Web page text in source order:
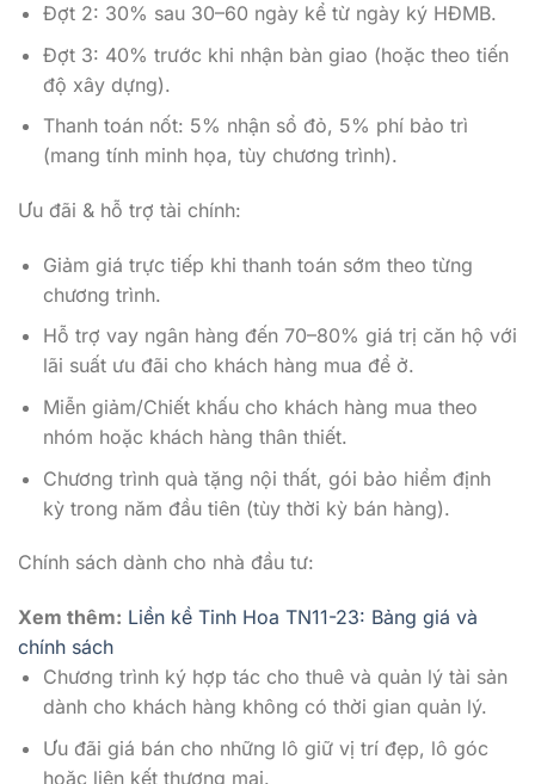
Đợt 2: 30% sau 30–60 ngày kể từ ngày ký HĐMB.
Đợt 3: 40% trước khi nhận bàn giao (hoặc theo tiến
độ xây dựng).
Thanh toán nốt: 5% nhận sổ đỏ, 5% phí bảo trì
(mang tính minh họa, tùy chương trình).
Ưu đãi & hỗ trợ tài chính:
Giảm giá trực tiếp khi thanh toán sớm theo từng
chương trình.
Hỗ trợ vay ngân hàng đến 70–80% giá trị căn hộ với
lãi suất ưu đãi cho khách hàng mua để ở.
Miễn giảm/Chiết khấu cho khách hàng mua theo
nhóm hoặc khách hàng thân thiết.
Chương trình quà tặng nội thất, gói bảo hiểm định
kỳ trong năm đầu tiên (tùy thời kỳ bán hàng).
Chính sách dành cho nhà đầu tư:
Xem thêm: Liền kề Tinh Hoa TN11-23: Bảng giá và
chính sách
Chương trình ký hợp tác cho thuê và quản lý tài sản
dành cho khách hàng không có thời gian quản lý.
Ưu đãi giá bán cho những lô giữ vị trí đẹp, lô góc
hoặc liên kết thương mại.